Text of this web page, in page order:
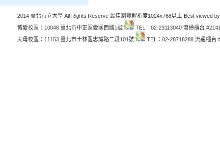
2014 臺北市立大學 All Rights Reserve 最佳瀏覽解析度1024x768以上 Best viewed
博愛校區：10048 臺北市中正區愛國西路1號
TEL：02-23113040 流通櫃台
天母校區：11153 臺北市士林區忠誠路二段101號
TEL：02-28718288 流通櫃台